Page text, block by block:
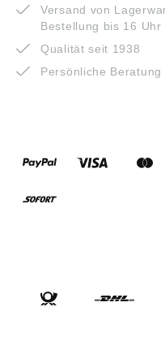
Versand von
Bestellung bis 16 Uhr
Qualität seit 1938
Persönliche Beratung